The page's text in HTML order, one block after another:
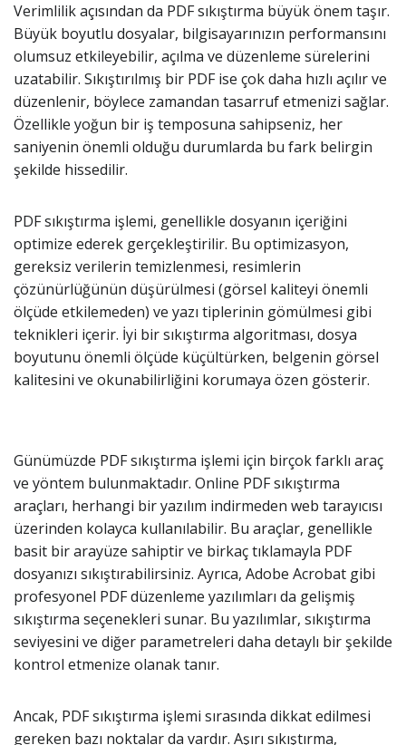
Verimlilik açısından da PDF sıkıştırma büyük önem taşır.
Büyük boyutlu dosyalar, bilgisayarınızın performansını
olumsuz etkileyebilir, açılma ve düzenleme sürelerini
uzatabilir. Sıkıştırılmış bir PDF ise çok daha hızlı açılır ve
düzenlenir, böylece zamandan tasarruf etmenizi sağlar.
Özellikle yoğun bir iş temposuna sahipseniz, her
saniyenin önemli olduğu durumlarda bu fark belirgin
şekilde hissedilir.
PDF sıkıştırma işlemi, genellikle dosyanın içeriğini
optimize ederek gerçekleştirilir. Bu optimizasyon,
gereksiz verilerin temizlenmesi, resimlerin
çözünürlüğünün düşürülmesi (görsel kaliteyi önemli
ölçüde etkilemeden) ve yazı tiplerinin gömülmesi gibi
teknikleri içerir. İyi bir sıkıştırma algoritması, dosya
boyutunu önemli ölçüde küçültürken, belgenin görsel
kalitesini ve okunabilirliğini korumaya özen gösterir.
Günümüzde PDF sıkıştırma işlemi için birçok farklı araç
ve yöntem bulunmaktadır. Online PDF sıkıştırma
araçları, herhangi bir yazılım indirmeden web tarayıcısı
üzerinden kolayca kullanılabilir. Bu araçlar, genellikle
basit bir arayüze sahiptir ve birkaç tıklamayla PDF
dosyanızı sıkıştırabilirsiniz. Ayrıca, Adobe Acrobat gibi
profesyonel PDF düzenleme yazılımları da gelişmiş
sıkıştırma seçenekleri sunar. Bu yazılımlar, sıkıştırma
seviyesini ve diğer parametreleri daha detaylı bir şekilde
kontrol etmenize olanak tanır.
Ancak, PDF sıkıştırma işlemi sırasında dikkat edilmesi
gereken bazı noktalar da vardır. Aşırı sıkıştırma,